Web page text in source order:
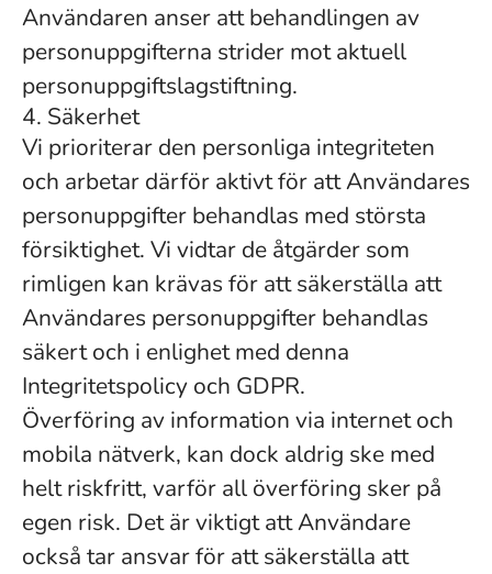
Användaren anser att behandlingen av
personuppgifterna strider mot aktuell
personuppgiftslagstiftning.
4. Säkerhet
Vi prioriterar den personliga integriteten
och arbetar därför aktivt för att Användares
personuppgifter behandlas med största
försiktighet. Vi vidtar de åtgärder som
rimligen kan krävas för att säkerställa att
Användares personuppgifter behandlas
säkert och i enlighet med denna
Integritetspolicy och GDPR.
Överföring av information via internet och
mobila nätverk, kan dock aldrig ske med
helt riskfritt, varför all överföring sker på
egen risk. Det är viktigt att Användare
också tar ansvar för att säkerställa att